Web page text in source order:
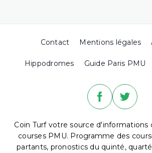
Contact Mentions légales
Hippodromes Guide Paris PMU
Coin Turf votre source d'informations
courses PMU. Programme des
partants, pronostics du quinté,